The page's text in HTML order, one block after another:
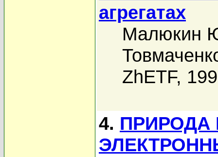
агрегатах
Малюкин
ZhETF,
4. ПРИРОДА